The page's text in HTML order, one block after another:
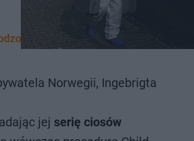
Norwegii, Ingebrigta
jej serię ciosów